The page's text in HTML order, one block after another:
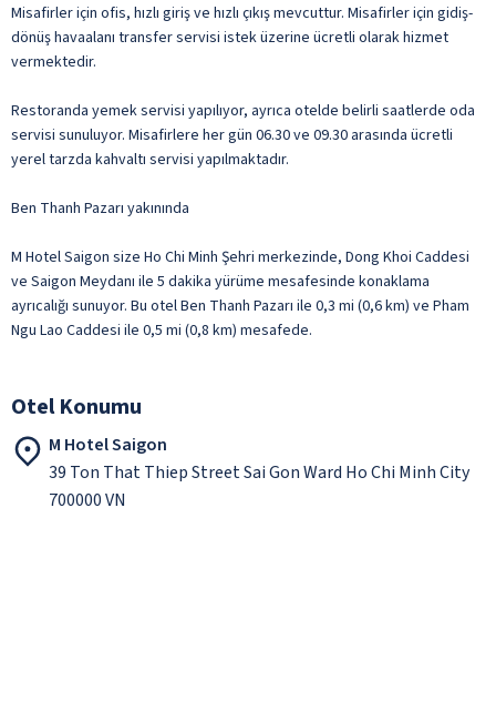
Misafirler için ofis, hızlı giriş ve hızlı çıkış mevcuttur. Misafirler için gidiş-
dönüş havaalanı transfer servisi istek üzerine ücretli olarak hizmet
vermektedir.
Restoranda yemek servisi yapılıyor, ayrıca otelde belirli saatlerde oda
servisi sunuluyor. Misafirlere her gün 06.30 ve 09.30 arasında ücretli
yerel tarzda kahvaltı servisi yapılmaktadır.
Ben Thanh Pazarı yakınında
M Hotel Saigon size Ho Chi Minh Şehri merkezinde, Dong Khoi Caddesi
ve Saigon Meydanı ile 5 dakika yürüme mesafesinde konaklama
ayrıcalığı sunuyor. Bu otel Ben Thanh Pazarı ile 0,3 mi (0,6 km) ve Pham
Ngu Lao Caddesi ile 0,5 mi (0,8 km) mesafede.
Otel Konumu
M Hotel Saigon
39 Ton That Thiep Street Sai Gon Ward Ho Chi Minh City
700000 VN